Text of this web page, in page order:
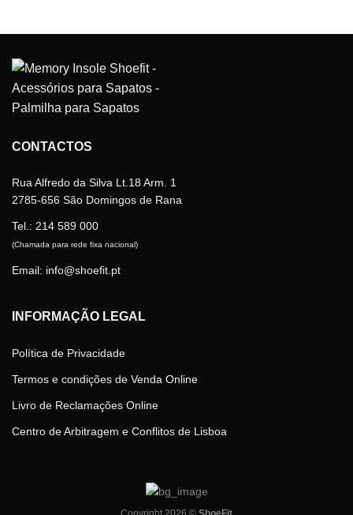
CONTACTOS
Rua Alfredo da Silva Lt.18 Arm. 1
2785-656 São Domingos de Rana
Tel.: 214 589 000
(Chamada para rede fixa nacional)
Email: info@shoefit.pt
INFORMAÇÃO LEGAL
Política de Privacidade
Termos e condições de Venda Online
Livro de Reclamações Online
Centro de Arbitragem e Conflitos de Lisboa